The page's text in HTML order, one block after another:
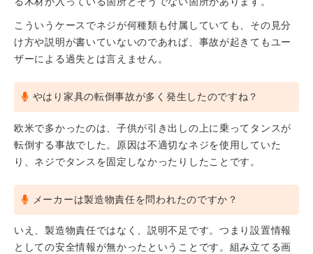
こういうケースでネジが何種類も付属していても、その見分
け方や説明が書いていないのであれば、事故が起きてもユー
ザーによる過失とは言えません。
やはり家具の転倒事故が多く発生したのですね？
欧米で多かったのは、子供が引き出しの上に乗ってタンスが
転倒する事故でした。原因は不適切なネジを使用していた
り、ネジでタンスを固定しなかったりしたことです。
メーカーは製造物責任を問われたのですか？
いえ、製造物責任ではなく、説明不足です。つまり設置情報
としての安全情報が無かったということです。組み立てる画